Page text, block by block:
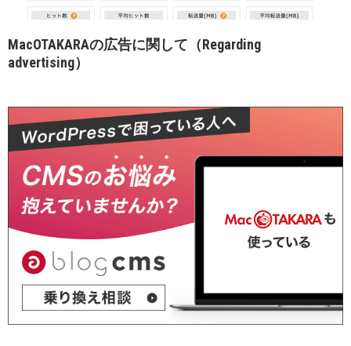
MacOTAKARAの広告に関して（Regarding
advertising）